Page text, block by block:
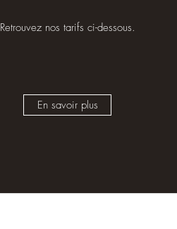
Retrouvez nos tarifs ci-dessous.
En savoir plus